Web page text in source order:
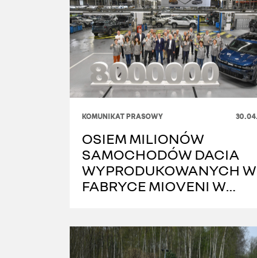
KOMUNIKAT PRASOWY
OSIEM MILIONÓW
SAMOCHODÓW DACIA
WYPRODUKOWANYCH W
FABRYCE MIOVENI W